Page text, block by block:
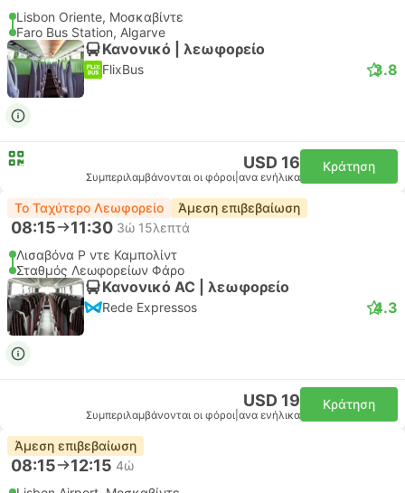
Lisbon Oriente, Μοσκαβίντε
Faro Bus Station, Algarve
Κανονικό | λεωφορείο
FlixBus 3.8
USD 16
Συμπεριλαμβάνονται οι φόροι ανα ενήλικα
Κράτηση
Το Ταχύτερο Λεωφορείο Άμεση επιβεβαίωση
08:15 11:30 3ώ 15λεπτά
Λισαβόνα Ρ ντε Καμπολίντ
Σταθμός Λεωφορείων Φάρο
Κανονικό AC | λεωφορείο
Rede Expressos 4.3
USD 19
Συμπεριλαμβάνονται οι φόροι ανα ενήλικα
Κράτηση
Άμεση επιβεβαίωση
08:15 12:15 4ώ